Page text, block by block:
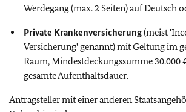
Werdegang (max. 2 Seiten) auf Deutsch
Private Krankenversicherung(meist
Versicherung' genannt) mit Geltung im
Raum, Mindestdeckungssumme 30.000
gesamte Aufenthaltsdauer.
Antragsteller mit einer anderen